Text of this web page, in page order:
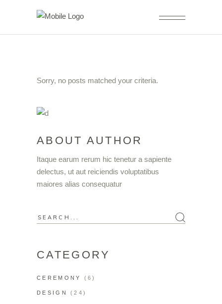
Sorry, no posts matched your criteria.
ABOUT AUTHOR
Itaque earum rerum hic tenetur a sapiente
delectus, ut aut reiciendis voluptatibus
maiores alias consequatur
CATEGORY
CEREMONY (6)
DESIGN (24)